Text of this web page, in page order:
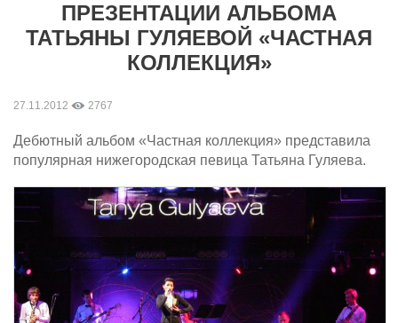
ПРЕЗЕНТАЦИИ АЛЬБОМА
ТАТЬЯНЫ ГУЛЯЕВОЙ «ЧАСТНАЯ
КОЛЛЕКЦИЯ»
27.11.2012 2767
Дебютный альбом «Частная коллекция» представила
популярная нижегородская певица Татьяна Гуляева.